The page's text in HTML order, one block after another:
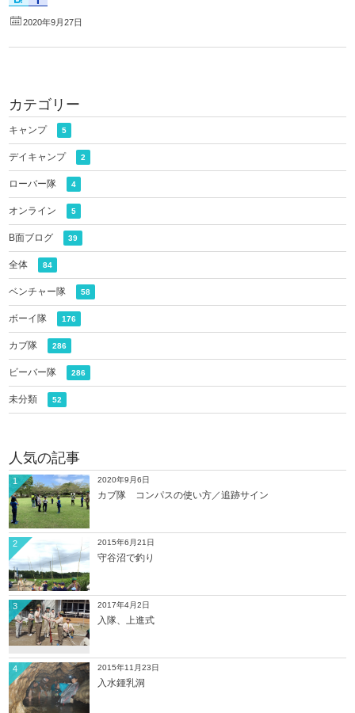
2020年9月27日
カテゴリー
キャンプ 5
デイキャンプ 2
ローバー隊 4
オンライン 5
B面ブログ 39
全体 84
ベンチャー隊 58
ボーイ隊 176
カブ隊 286
ビーバー隊 286
未分類 52
人気の記事
2020年9月6日
カブ隊 コンパスの使い方／追跡サイン
1
2015年6月21日
守谷沼で釣り
2
2017年4月2日
入隊、上進式
3
2015年11月23日
入水鍾乳洞
4